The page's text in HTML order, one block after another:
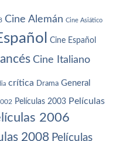
Cine Alemán Cine Asiático
Cine Español
Cine Italiano
crítica Drama General
Películas 2003 Películas
2006
2008 Películas